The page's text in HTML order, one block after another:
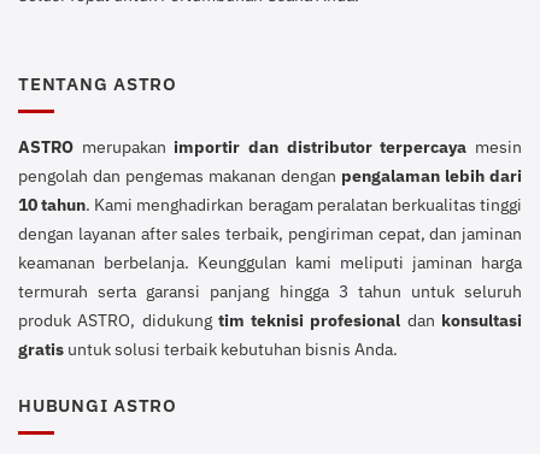
TENTANG ASTRO
ASTRO merupakanimportir dan distributor terpercaya mesin
pengolah dan pengemas makanan dengan pengalaman lebih dari
10 tahun. Kami menghadirkan beragam peralatan berkualitas tinggi
dengan layanan after sales terbaik, pengiriman cepat, dan jaminan
keamanan berbelanja. Keunggulan kami meliputi jaminan harga
termurah serta garansi panjang hingga 3 tahun untuk seluruh
produk ASTRO, didukung tim teknisi profesional dan konsultasi
gratis untuk solusi terbaik kebutuhan bisnis Anda.
HUBUNGI ASTRO